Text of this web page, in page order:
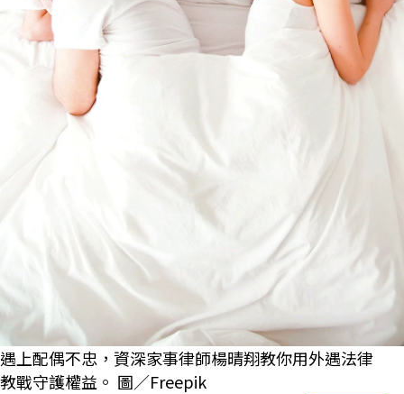
遇上配偶不忠，資深家事律師楊晴翔教你用外遇法律
教戰守護權益。 圖／Freepik